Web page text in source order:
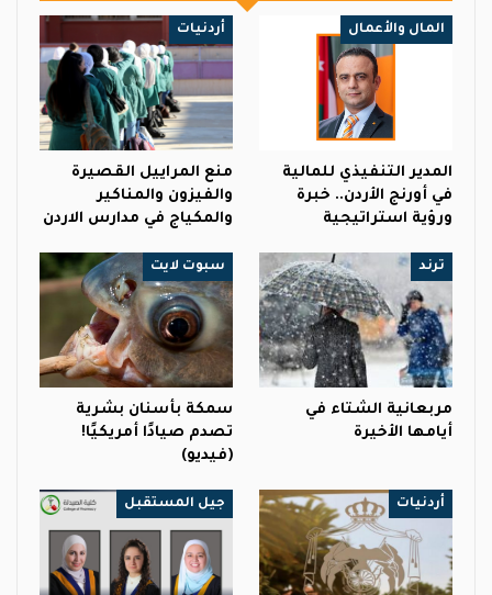
المال والأعمال
المدير التنفيذي للمالية
في أورنج الأردن.. خبرة
ورؤية استراتيجية
أردنيات
منع المراييل القصيرة
والفيزون والمناكير
والمكياج في مدارس الاردن
ترند
مربعانية الشتاء في
أيامها الأخيرة
سبوت لايت
سمكة بأسنان بشرية
تصدم صيادًا أمريكيًا!
(فيديو)
أردنيات جيل المستقبل